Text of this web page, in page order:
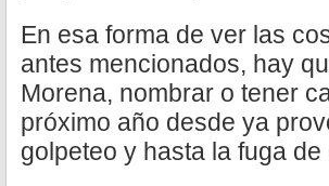
En esa forma de ver las
antes mencionados, hay
Morena, nombrar o tener
próximo año desde ya
golpeteo y hasta la fuga